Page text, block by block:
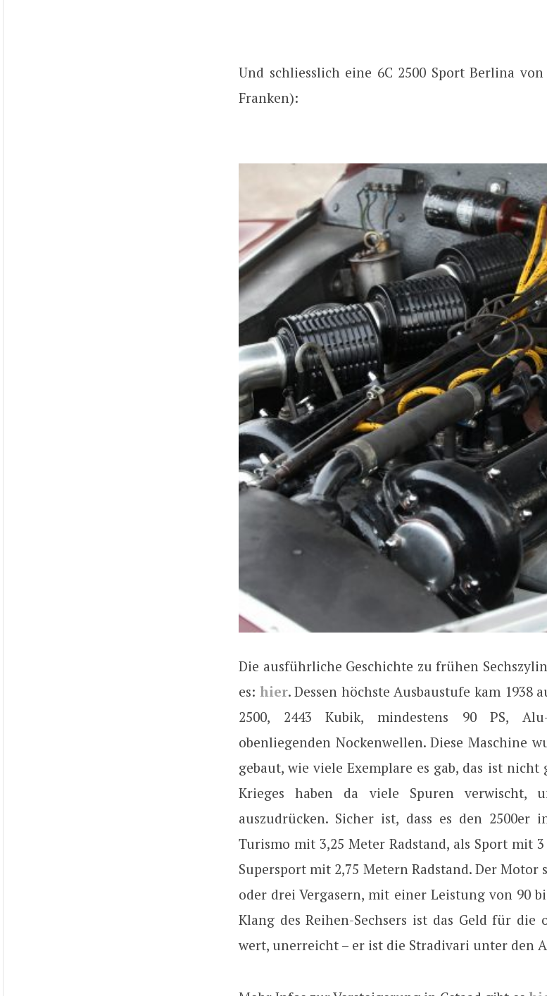
Und schliesslich eine 6C 2500 Sport Berlina von
Franken):
Die ausführliche Geschichte zu frühen
es: hier. Dessen höchste Ausbaustufe kam 1938
2500, 2443 Kubik, mindestens 90 PS,
obenliegenden Nockenwellen. Diese Maschine
gebaut, wie viele Exemplare es gab, das ist
Krieges haben da viele Spuren verwischt,
auszudrücken. Sicher ist, dass es den 2500er
Turismo mit 3,25 Meter Radstand, als Sport mit
Supersport mit 2,75 Metern Radstand. Der Motor
oder drei Vergasern, mit einer Leistung von 90
Klang des Reihen-Sechsers ist das Geld für die
wert, unerreicht – er ist die Stradivari unter den